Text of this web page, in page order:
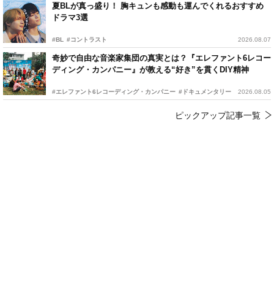
夏BLが真っ盛り！ 胸キュンも感動も運んでくれるおすすめ
ドラマ3選
#BL #コントラスト 2026.08.07
奇妙で自由な音楽家集団の真実とは？『エレファント6レコー
ディング・カンパニー』が教える“好き”を貫くDIY精神
#エレファント6レコーディング・カンパニー #ドキュメンタリー 2026.08.05
ピックアップ記事一覧